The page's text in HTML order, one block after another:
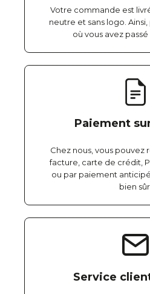
Votre commande est
neutre et sans logo.
où vous avez
Paiement
Chez nous, vous pouvez
facture, carte de crédit,
ou par paiement
bien sûr.
Service